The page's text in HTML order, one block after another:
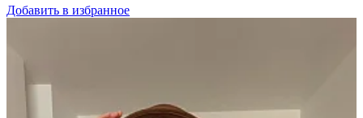
Добавить в избранное